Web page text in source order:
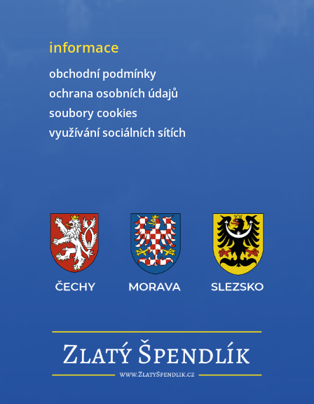
informace
obchodní podmínky
ochrana osobních údajů
soubory cookies
využívání sociálních sítích